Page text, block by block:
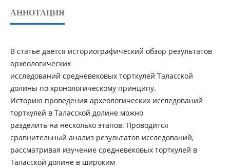
АННОТАЦИЯ
В статье дается историографический обзор результатов
археологических
исследований средневековых торткулей Таласской
долины по хронологическому принципу.
Историю проведения археологических исследований
торткулей в Таласской долине можно
разделить на несколько этапов. Проводится
сравнительный анализ результатов исследований,
рассматривая изучение средневековых торткулей в
Таласской долине в широким